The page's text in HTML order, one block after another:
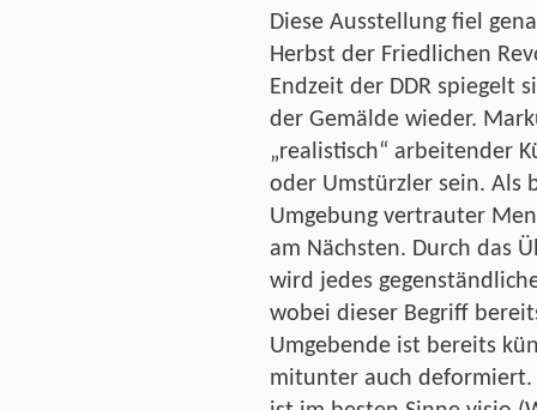
Diese Ausstellung fiel
Herbst der Friedlichen
Endzeit der DDR spiegelt
der Gemälde wieder.
„realistisch“ arbeitender
oder Umstürzler sein. Als
Umgebung vertrauter
am Nächsten. Durch das
wird jedes
wobei dieser Begriff
Umgebende ist bereits
mitunter auch deformiert.